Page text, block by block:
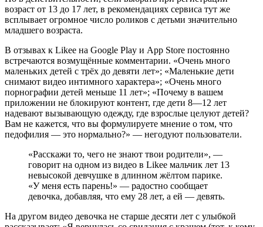
возраст от 13 до 17 лет, в рекомендациях сервиса тут же
всплывает огромное число роликов с детьми значительно
младшего возраста.
В отзывах к Likee на Google Play и App Store постоянно
встречаются возмущённые комментарии. «Очень много
маленьких детей с трёх до девяти лет»; «Маленькие дети
снимают видео интимного характера»; «Очень много
порнографии детей меньше 11 лет»; «Почему в вашем
приложении не блокируют контент, где дети 8—12 лет
надевают вызывающую одежду, где взрослые целуют детей?
Вам не кажется, что вы формулируете мнение о том, что
педофилия — это нормально?» — негодуют пользователи.
«Расскажи то, чего не знают твои родители», —
говорит на одном из видео в Likee мальчик лет 13
невысокой девчушке в длинном жёлтом парике.
«У меня есть парень!» — радостно сообщает
девочка, добавляя, что ему 28 лет, а ей — девять.
На другом видео девочка не старше десяти лет с улыбкой